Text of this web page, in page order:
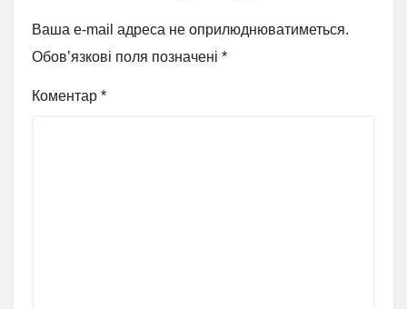
Ваша e-mail адреса не оприлюднюватиметься.
Обов’язкові поля позначені *
Коментар *